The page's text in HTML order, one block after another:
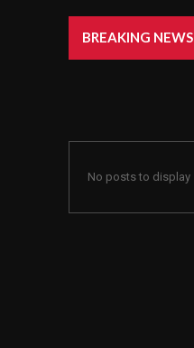
BREAKING NEWS
No posts to display